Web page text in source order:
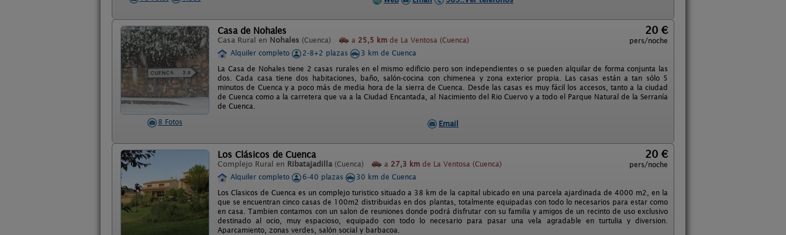
8 Fotos
Casa de Nohales
Casa Rural en Nohales (Cuenca) a 25,5 km de La Ventosa (Cuenca)
20 €
pers/noche
Alquiler completo
2-8+2 plazas
3 km de Cuenca
La Casa de Nohales tiene 2 casas rurales en el mismo edificio pero son independientes o se pueden alquilar de forma conjunta las
dos. Cada casa tiene dos habitaciones, baño, salón-cocina con chimenea y zona exterior propia. Las casas están a tan sólo 5
minutos de Cuenca y a poco más de media hora de la sierra de Cuenca. Desde las casas es muy fácil los accesos, tanto a la ciudad
de Cuenca como a la carretera que va a la Ciudad Encantada, al Nacimiento del Rio Cuervo y a todo el Parque Natural de la Serranía
de Cuenca.
Email
Los Clásicos de Cuenca
Complejo Rural en Ribatajadilla (Cuenca) a 27,3 km de La Ventosa (Cuenca)
20 €
pers/noche
Alquiler completo
6-40 plazas
30 km de Cuenca
Los Clasicos de Cuenca es un complejo turistico situado a 38 km de la capital ubicado en una parcela ajardinada de 4000 m2, en la
que se encuentran cinco casas de 100m2 distribuidas en dos plantas, totalmente equipadas con todo lo necesarios para estar como
en casa. Tambien contamos con un salon de reuniones donde podrá disfrutar con su familia y amigos de un recinto de uso exclusivo
destinado al ocio, muy espacioso, equipado con todo lo necesario para pasar una vela agradable en turtulia y diversion.
Aparcamiento, zonas verdes, salón social y barbacoa.